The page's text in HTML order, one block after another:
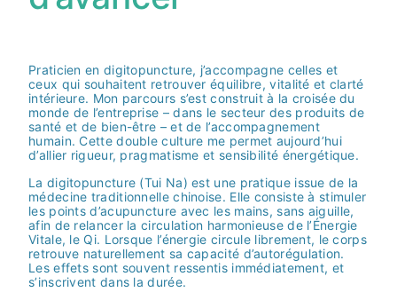
Praticien en digitopuncture, j’accompagne celles et
ceux qui souhaitent retrouver équilibre, vitalité et clarté
intérieure. Mon parcours s’est construit à la croisée du
monde de l’entreprise – dans le secteur des produits de
santé et de bien-être – et de l’accompagnement
humain. Cette double culture me permet aujourd’hui
d’allier rigueur, pragmatisme et sensibilité énergétique.
La digitopuncture (Tui Na) est une pratique issue de la
médecine traditionnelle chinoise. Elle consiste à stimuler
les points d’acupuncture avec les mains, sans aiguille,
afin de relancer la circulation harmonieuse de l’Énergie
Vitale, le Qi. Lorsque l’énergie circule librement, le corps
retrouve naturellement sa capacité d’autorégulation.
Les effets sont souvent ressentis immédiatement, et
s’inscrivent dans la durée.